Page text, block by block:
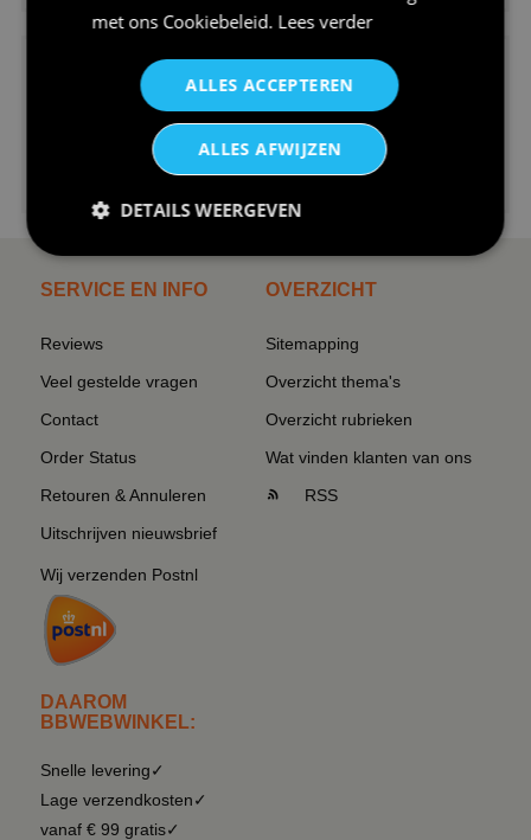
SERVICE EN INFO
Reviews
Veel gestelde vragen
Contact
Order Status
Retouren & Annuleren
Uitschrijven nieuwsbrief
Wij verzenden Postnl
DAAROM
BBWEBWINKEL:
Snelle levering✓
Lage verzendkosten✓
vanaf € 99 gratis✓
OVERZICHT
Sitemapping
Overzicht thema's
Overzicht rubrieken
Wat vinden klanten van ons
RSS
met ons Cookiebeleid. Lees verder
ALLES ACCEPTEREN
ALLES AFWIJZEN
DETAILS WEERGEVEN